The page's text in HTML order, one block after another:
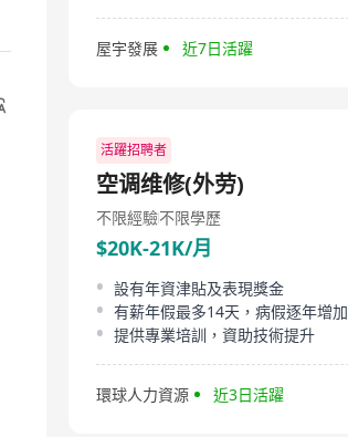
屋宇發展 近7日活躍
活躍招聘者
空调维修(外劳)
不限經驗不限學歷
$20K-21K/月
設有年資津貼及表現獎金
有薪年假最多14天，病假逐年增加
提供專業培訓，資助技術提升
環球人力資源 近3日活躍